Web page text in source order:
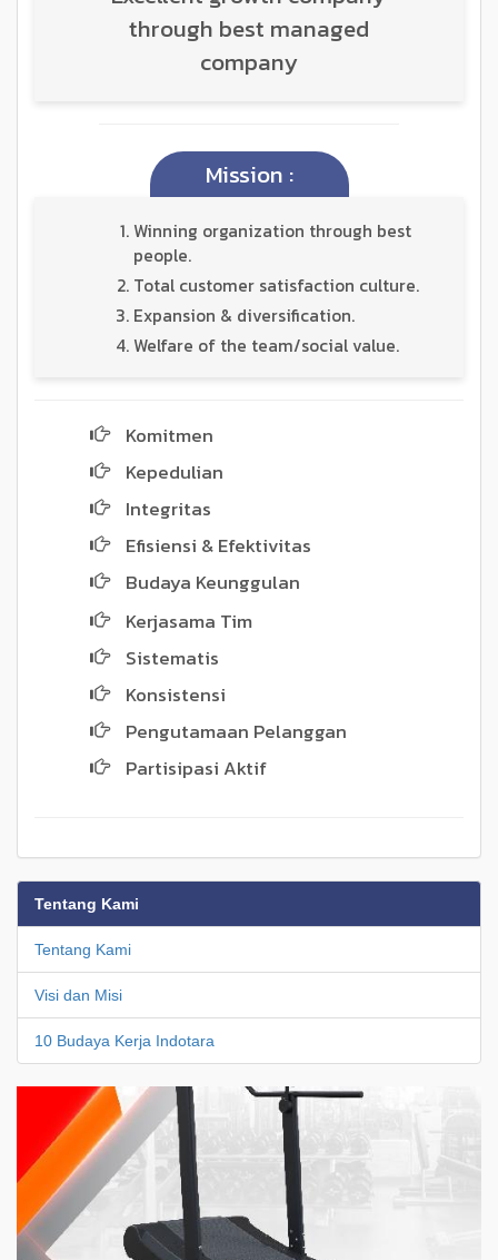
through best managed
company
Mission :
Winning organization through best
people.
Total customer satisfaction culture.
Expansion & diversification.
Welfare of the team/social value.
Komitmen
Kepedulian
Integritas
Efisiensi & Efektivitas
Budaya Keunggulan
Kerjasama Tim
Sistematis
Konsistensi
Pengutamaan Pelanggan
Partisipasi Aktif
Tentang Kami
Tentang Kami
Visi dan Misi
10 Budaya Kerja Indotara